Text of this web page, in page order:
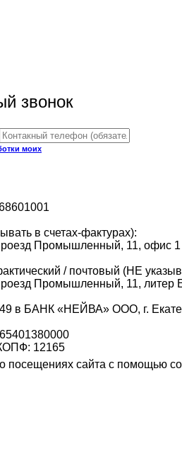
звонок
моих
в счетах-фактурах):
Промышленный, 11, офис 1
/ почтовый (НЕ
Промышленный, 11, литер
в БАНК «НЕЙВА» ООО, г.
12165
посещениях сайта с помощью